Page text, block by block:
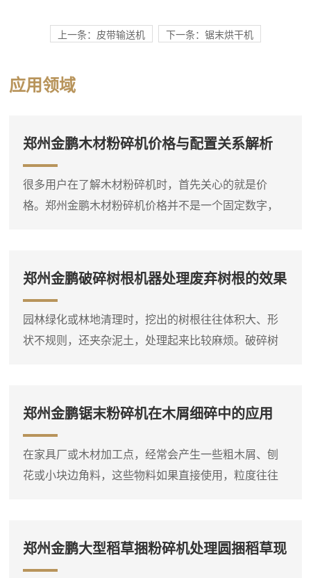
上一条：皮带输送机 下一条：锯末烘干机
应用领域
郑州金鹏木材粉碎机价格与配置关系解析
很多用户在了解木材粉碎机时，首先关心的就是价
格。郑州金鹏木材粉碎机价格并不是一个固定数字，
大型柴油粉碎机的价格差异就比较明显。因此，在询
问价格之前，**先明确自己要处理的物料种类、大致产
木材粉碎机是一个大类，包括盘式削片机、鼓式削片
机、综合破碎机等多种类型...
郑州金鹏破碎树根机器处理废弃树根的效果
园林绿化或林地清理时，挖出的树根往往体积大、形
状不规则，还夹杂泥土，处理起来比较麻烦。破碎树
放。设备进料口宽大，带有液压压料装置，可以将树
根强制压入破碎腔，即使形状复杂的树根也能顺利吃
装有厚重的破碎刀片，由大功率电机或柴油机驱动。
树根放入料斗后，液压压料器将...
郑州金鹏锯末粉碎机在木屑细碎中的应用
在家具厂或木材加工点，经常会产生一些粗木屑、刨
花或小块边角料，这些物料如果直接使用，粒度往往
粉碎成较细的锯末。这台锯末粉碎机通常采用高速旋
转的转子对物料进行打击和剪切，粉碎腔内设有筛
郑州金鹏大型稻草捆粉碎机处理圆捆稻草现